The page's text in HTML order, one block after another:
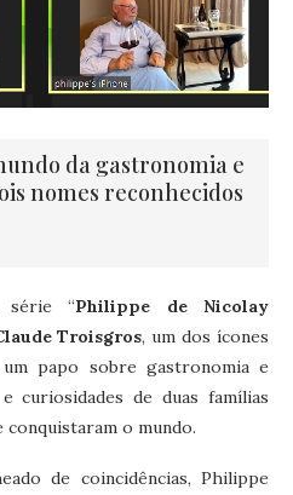
da gastronomia e
nomes reconhecidos
série “Philippe de Nicolay
Troisgros, um dos ícones
papo sobre gastronomia e
curiosidades de duas famílias
o mundo.
de coincidências, Philippe